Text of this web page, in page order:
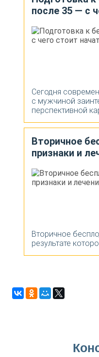
после 35 — с
Сегодня
с мужчиной
перспективной
Вторичное
признаки и
Вторичное
результате